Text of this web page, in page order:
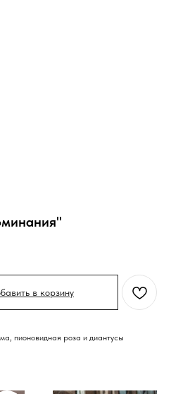
в корзину
пионовидная роза и диантусы